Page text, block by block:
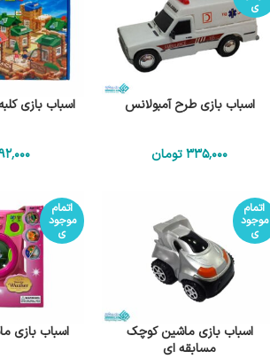
ی
اسباب بازی طرح آمبولانس
335٬000تومان
اسباب بازی
اتمام
موجود
ی
اسباب بازی ماشین کوچک
مسابقه ای
اتمام
موجود
ی
اسباب بازی